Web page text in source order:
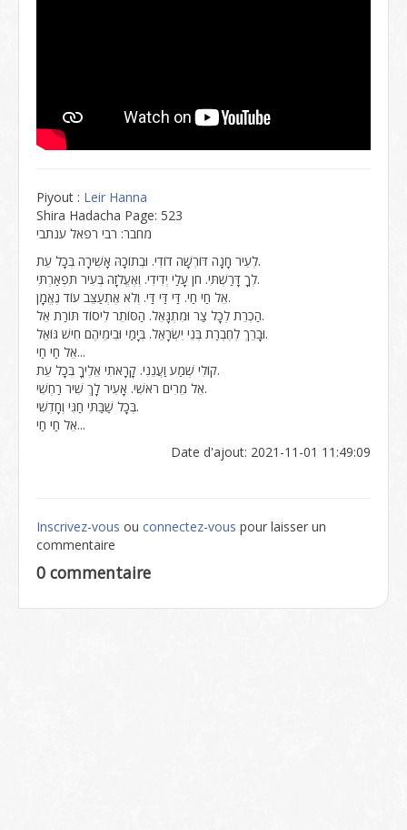
Piyout : Leir Hanna
Shira Hadacha Page: 523
מחבר: רבי רפאל ענתבי
לְעִיר חָנָה דּוֹרְשָׁה דוֹדִי. וּבְתוֹכָהּ אָשִׁירָה בְּכָל עֵת.
לְךָ דָּרַשְׁתִּי. חֹן עָלַי יְדִידִי. וְאֶעֱלֹזָה בְּעִיר תִּפְאַרְתִּי.
אֵל חַי חַי. דַּי דַּי דַּי. וְלֹא אֶתְעַצֵּב עוֹד נֶאֱמָן.
הַכְרֵת לְכָל צַר וּמִתְגָּאֵל. הַסּוֹתֵר לִיסוֹד תּוֹרַת אֵל.
וּבָרֵךְ לְחֶבְרַת בְּנֵי יִשְׂרָאֵל. בְּיָמַי וּבִימֵיהֶם חִישׁ גּוֹאֵל.
אֵל חַי חַי...
קוֹלִי שְׁמַע וַעֲנֵנִי. קָרָאתִי אֵלֶיךָ בְּכָל עֵת.
אֵל מֵרִים רֹאשִׁי. אָעִיר לָךְ שִׁיר רַחְשִׁי.
בְּכָל שַׁבַּתִּי חַגִּי וְחָדְשִׁי.
אֵל חַי חַי...
Date d'ajout: 2021-11-01 11:49:09
Inscrivez-vous ou connectez-vous pour laisser un
commentaire
0 commentaire